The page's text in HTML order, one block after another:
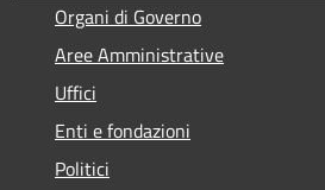
Organi di Governo
Aree Amministrative
Uffici
Enti e fondazioni
Politici